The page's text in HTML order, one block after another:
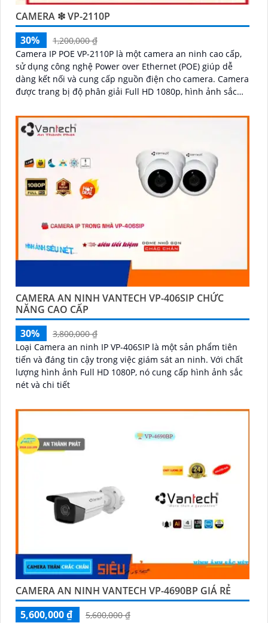
CAMERA ❇ VP-2110P
30%
1,200,000 ₫
Camera IP POE VP-2110P là một camera an ninh cao cấp,
sử dụng công nghệ Power over Ethernet (POE) giúp dễ
dàng kết nối và cung cấp nguồn điện cho camera. Camera
được trang bị độ phân giải Full HD 1080p, hình ảnh sắc
CAMERA AN NINH VANTECH VP-406SIP CHỨC
NĂNG CAO CẤP
30%
3,800,000 ₫
Loại Camera an ninh IP VP-406SIP là một sản phẩm tiên
tiến và đáng tin cậy trong việc giám sát an ninh. Với chất
lượng hình ảnh Full HD 1080P, nó cung cấp hình ảnh sắc
nét và chi tiết
CAMERA AN NINH VANTECH VP-4690BP GIÁ RẺ
5,600,000 ₫
5,600,000 ₫